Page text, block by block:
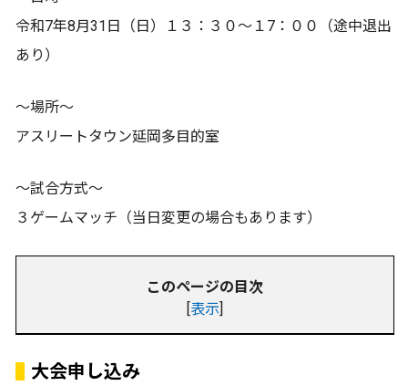
令和7年8月31日（日）１３：３０〜１7：００（途中退出
あり）
〜場所〜
アスリートタウン延岡多目的室
〜試合方式〜
３ゲームマッチ（当日変更の場合もあります）
このページの目次
[表示]
大会申し込み